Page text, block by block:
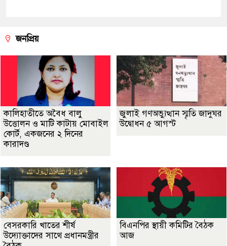
জনপ্রিয়
কালিহাতীতে অবৈধ বালু
উত্তোলন ও মাটি কাটায় মোবাইল
কোর্ট, একজনের ২ দিনের
কারাদণ্ড
জুলাই গণঅভ্যুত্থান স্মৃতি জাদুঘর
উদ্বোধন ৫ আগস্ট
বেসরকারি খাতের শীর্ষ
উদ্যোক্তাদের সাথে প্রধানমন্ত্রীর
বিএনপির স্থায়ী কমিটির বৈঠক
আজ